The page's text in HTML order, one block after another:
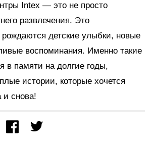
Intex — это не просто
развлечения. Это
рождаются детские улыбки, новые
воспоминания. Именно такие
в памяти на долгие годы,
истории, которые хочется
и снова!